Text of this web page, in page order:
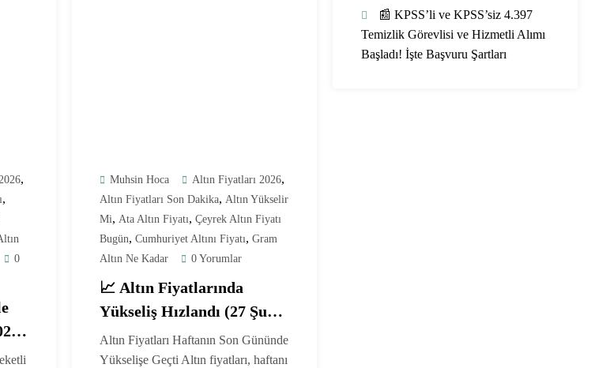
,
,
0
Muhsin Hoca Altın Fiyatları 2026,
Altın Fiyatları Son Dakika, Altın Yükselir
Mi, Ata Altın Fiyatı, Çeyrek Altın Fiyatı
Bugün, Cumhuriyet Altını Fiyatı, Gram
Altın Ne Kadar
0 Yorumlar
📈 Altın Fiyatlarında
Yükseliş Hızlandı (27 Şubat
2026) – Gram ve Çeyrek
Altın Ne Kadar Oldu?
Altın Fiyatları Haftanın Son Gününde
Yükselişe Geçti Altın fiyatları, haftanı
📰 KPSS’li ve KPSS’siz 4.397
Temizlik Görevlisi ve Hizmetli Alımı
Başladı! İşte Başvuru Şartları